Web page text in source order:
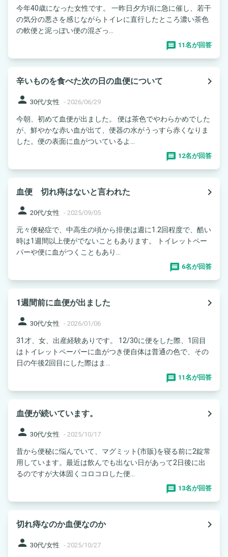
今年40歳になった女性です。 一昨日夕方頃に急に催し、若干
の気分の悪さを感じながらトイレに直行したところ濃い茶色
の軟便と泥っぽい便の混ざっ...
11名が回答
辛いものを食べた次の日の血便について
navigate_next
person 30代/女性 - 2026/06/29
今朝、初めて血便が出ました。 便は茶色でやわらかめでした
が、鮮やかな赤い血が出て、便器の水がうっすら赤くなりま
した。便の表面に血がついているよ...
12名が回答
血便 切れ痔はないと言われた
navigate_next
person 20代/女性 - 2025/09/05
元々便秘症で、中高生の頃から排便は週に1.2回程度で、酷い
時は1週間以上便がでないこともあります。 トイレットペー
パーや便に血がつくこともあり...
6名が回答
1週間前に血便が出ました
navigate_next
person 30代/女性 - 2026/01/06
31才、女、出産経験ありです。 12/30に便をした際、1回目
はトイレットペーパーに血がつき便自体は普通の色で、その
日の午後2回目にした際はま...
11名が回答
血便が続いています。
navigate_next
person 30代/女性 - 2025/10/17
昔から便秘に悩んでいて、マグミット(市販)を寝る前に2錠常
用しています。最近は飲んでも出ない日があって2日後に出
るのですが大体固くコロコロした便...
13名が回答
切れ痔なのか血便なのか
navigate_next
person 30代/女性 - 2025/10/27